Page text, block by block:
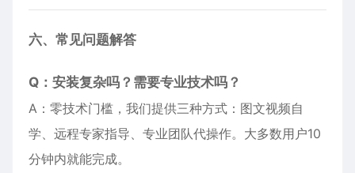
六、常见问题解答
Q：安装复杂吗？需要专业技术吗？
A：零技术门槛，我们提供三种方式：图文视频自
学、远程专家指导、专业团队代操作。大多数用户10
分钟内就能完成。